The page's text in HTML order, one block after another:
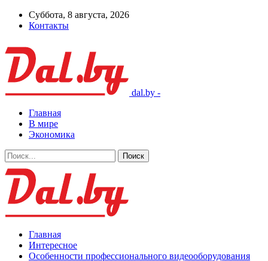
Суббота, 8 августа, 2026
Контакты
dal.by -
Главная
В мире
Экономика
Главная
Интересное
Особенности профессионального видеооборудования